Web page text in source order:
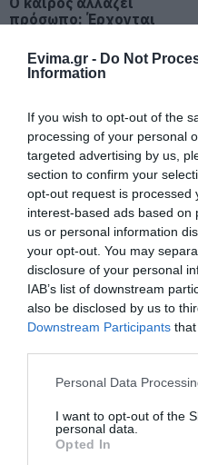
Evima.gr - Do Not
Information
If you wish to opt-out of the
processing of your personal
targeted advertising by us,
section to confirm your
opt-out request is processed
interest-based ads based on
us or personal information
your opt-out. You may
disclosure of your personal
IAB’s list of downstream
also be disclosed by us to
Downstream Participants
Please note that this
not limited to your visit or
grant or deny consent to
use your data for below
Personal Data
I want to opt-out of the
personal data.
Opted In
07.08.2026 | 20:40
Ποιοι και γιατί θα
διπλάσια σύνταξη τον
Δείτε τι έκανε Δήμος
για τις φωτιές
07.08.2026 | 20:00
Μητέρα και γιος οι
σύγκρουση αυτοκινήτου
φορτηγό
07.08.2026 | 19:40
Ράγισαν καρδιές στην
επιχειρηματία
07.08.2026 | 19:10
Νέο επίδομα 600 ευρώ για
πρόσωπο: Έρχονται
θυελλώδη μελτέμια
Μητέρα και γιος οι
νεκροί από τη
σύγκρουση
αυτοκινήτου με
φορτηγό